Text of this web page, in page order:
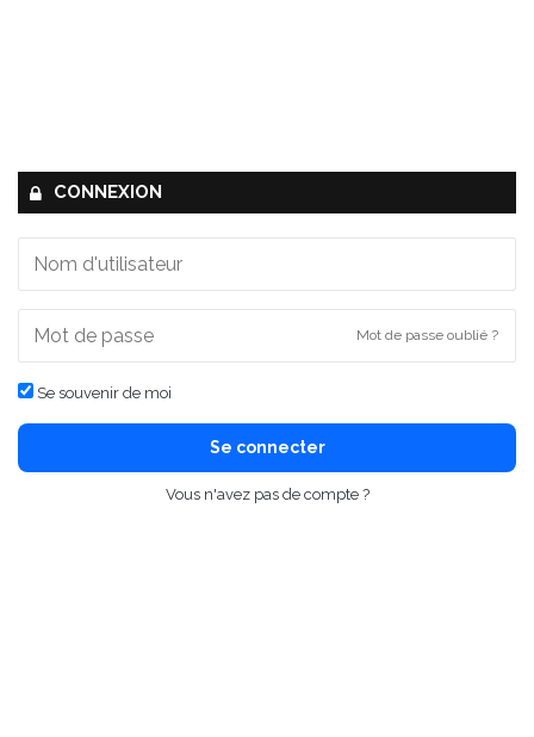
CONNEXION
Mot de passe oublié ?
Se souvenir de moi
Se connecter
Vous n'avez pas de compte ?